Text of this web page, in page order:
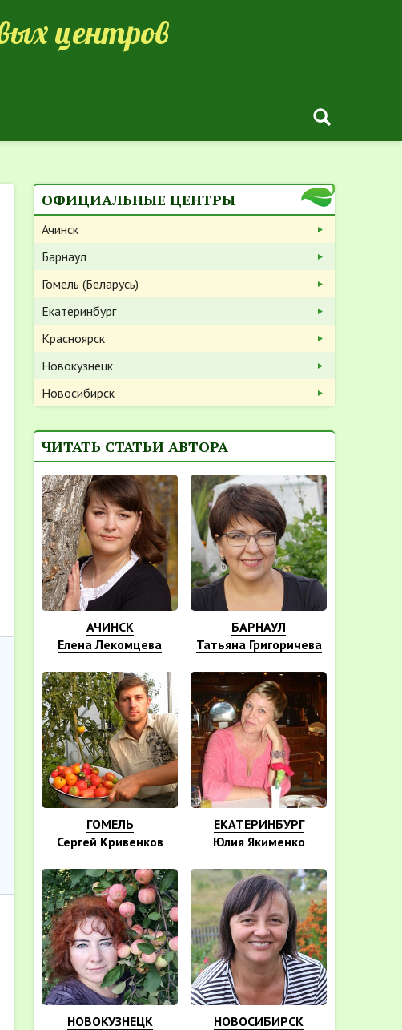
центров
ОФИЦИАЛЬНЫЕ ЦЕНТРЫ
Ачинск
Барнаул
Гомель (Беларусь)
Екатеринбург
Красноярск
Новокузнецк
Новосибирск
ЧИТАТЬ СТАТЬИ АВТОРА
АЧИНСК
Елена Лекомцева
БАРНАУЛ
Татьяна Григоричева
ГОМЕЛЬ
Сергей Кривенков
ЕКАТЕРИНБУРГ
Юлия Якименко
НОВОКУЗНЕЦК
НОВОСИБИРСК